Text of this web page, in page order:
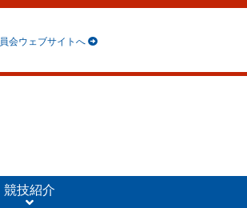
会ウェブサイトへ
競技紹介